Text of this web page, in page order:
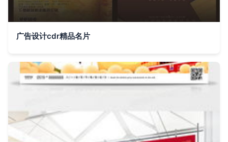
广告设计cdr精品名片